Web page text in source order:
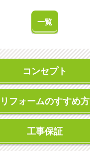
一覧
コンセプト
リフォームのすすめ方
工事保証